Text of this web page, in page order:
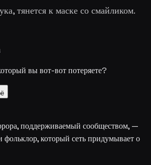
тянется к маске со смайликом.
вы вот-вот потеряете?
поддерживаемый сообществом, —
фольклор, который сеть придумывает о